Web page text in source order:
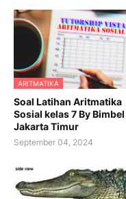
ARITMATIKA
Soal Latihan Aritmatika
Sosial kelas 7 By Bimbel
Jakarta Timur
September 04, 2024